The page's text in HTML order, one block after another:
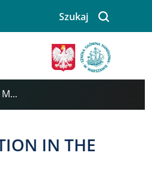
Szukaj
Obraz
IN THE